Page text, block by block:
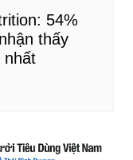
54%
thấy
nhất